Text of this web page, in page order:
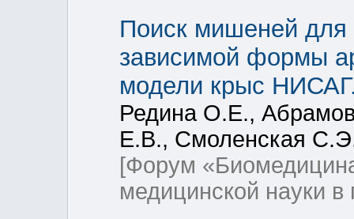
Поиск мишеней для
зависимой формы
модели крыс
Редина О.Е.,
Е.В., Смоленская
[Форум
медицинской науки в